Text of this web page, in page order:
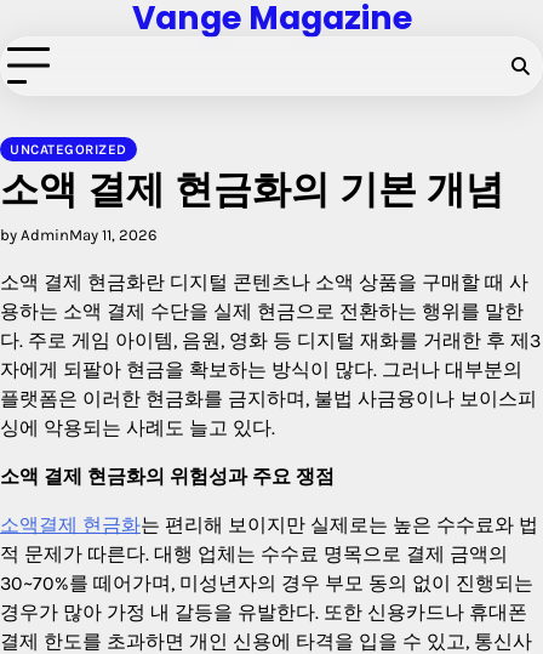
to
content
Vange Magazine
UNCATEGORIZED
소액 결제 현금화의 기본 개념
by AdminMay 11, 2026
소액 결제 현금화란 디지털 콘텐츠나 소액 상품을 구매할 때 사
용하는 소액 결제 수단을 실제 현금으로 전환하는 행위를 말한
다. 주로 게임 아이템, 음원, 영화 등 디지털 재화를 거래한 후 제3
자에게 되팔아 현금을 확보하는 방식이 많다. 그러나 대부분의
플랫폼은 이러한 현금화를 금지하며, 불법 사금융이나 보이스피
싱에 악용되는 사례도 늘고 있다.
소액 결제 현금화의 위험성과 주요 쟁점
소액결제 현금화는 편리해 보이지만 실제로는 높은 수수료와 법
적 문제가 따른다. 대행 업체는 수수료 명목으로 결제 금액의
30~70%를 떼어가며, 미성년자의 경우 부모 동의 없이 진행되는
경우가 많아 가정 내 갈등을 유발한다. 또한 신용카드나 휴대폰
결제 한도를 초과하면 개인 신용에 타격을 입을 수 있고, 통신사